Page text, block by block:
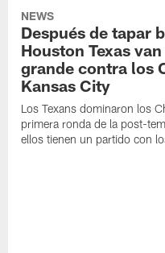
NEWS
Después de tapar
Houston Texas
grande contra los
Kansas City
Los Texans dominaron los
primera ronda de la post-
ellos tienen un partido con